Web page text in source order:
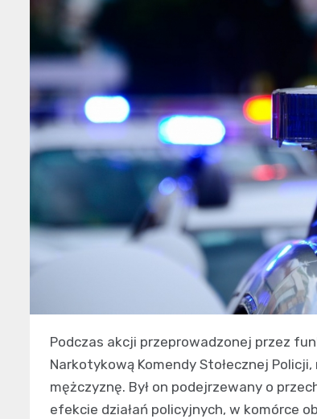
Podczas akcji przeprowadzonej przez
Narkotykową Komendy Stołecznej
mężczyznę. Był on podejrzewany o
efekcie działań policyjnych, w komórce